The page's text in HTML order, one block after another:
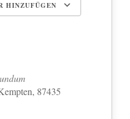
HINZUFÜGEN
87435